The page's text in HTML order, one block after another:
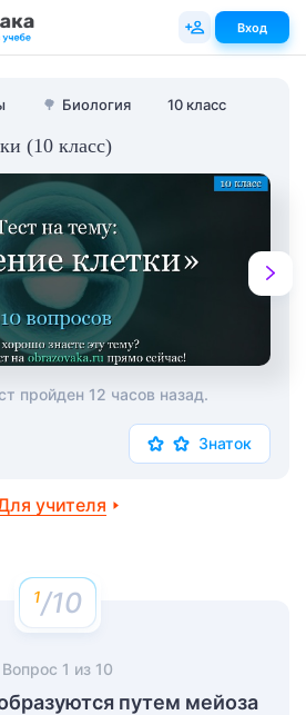
🌳 Биология 10 класс
(10 класс)
пройден 12 часов назад.
Знаток
учителя
/10
Вопрос 1 из 10
путем мейоза
Вход